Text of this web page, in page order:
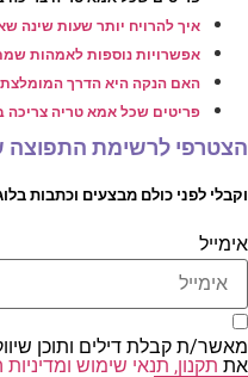
איך להרויח יותר שעות שינה
אפשרויות נוספות לאמהות
האם הנקה היא הדרך המומלצת
פריטים שכל אמא טריה צריכה
הצטרפי לרשימת התפוצה
וקבלי לפני כולם מבצעים וכתבות
אימייל
מאשר/ת קבלת דילים ותוכן
את תקנון, תנאי שימוש